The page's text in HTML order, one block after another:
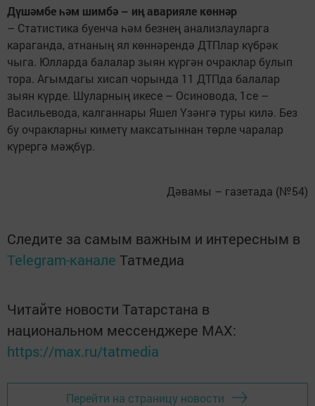
Дүшәмбе һәм шимбә – иң аварияле көннәр
– Статистика буенча һәм безнең анализлауларга
караганда, атнаның ял көннәрендә ДТПлар күбрәк
чыга. Юлларда балалар зыян күргән очраклар булып
тора. Агымдагы хисап чорында 11 ДТПда балалар
зыян күрде. Шуларның икесе – Осиновода, 1се –
Васильевода, калганнары Яшел Үзәнгә туры килә. Без
бу очракларны киметү максатыннан төрле чаралар
күрергә мәҗбүр.
Дәвамы – газетада (№54)
Следите за самым важным и интересным в
Telegram-канале Татмедиа
Читайте новости Татарстана в
национальном мессенджере MАХ:
https://max.ru/tatmedia
Перейти на страницу новости